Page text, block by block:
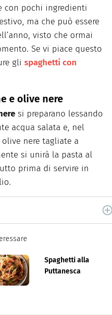
con pochi ingredienti
ma che può essere
visto che ormai
Se vi piace questo
gli spaghetti con
e olive nere
si preparano lessando
acqua salata e, nel
nere tagliate a
si unirà la pasta al
prima di servire in
nel quale trovi idee veloci,
Spaghetti alla
Puttanesca